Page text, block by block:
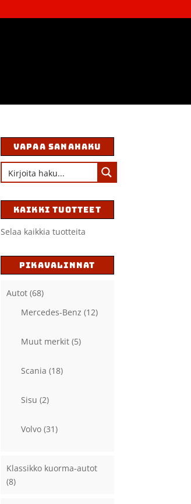
VAPAA SANAHAKU
KAIKKI TUOTTEET
Selaa kaikkia tuotteita
PIKAVALINNAT
Autot (68)
Mercedes-Benz (12)
Muut merkit (5)
Scania (18)
Sisu (2)
Volvo (31)
Klassikko kuorma-autot
(8)